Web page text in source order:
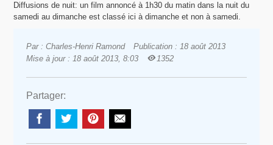
Diffusions de nuit: un film annoncé à 1h30 du matin dans la nuit du
samedi au dimanche est classé ici à dimanche et non à samedi.
Par : Charles-Henri Ramond
Publication : 18 août 2013
Mise à jour : 18 août 2013, 8:03
1352
Partager: